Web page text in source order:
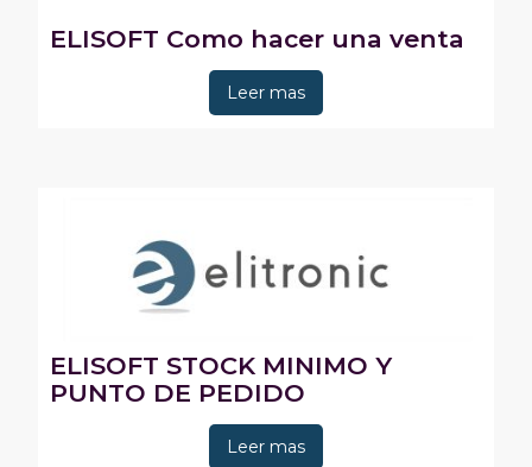
Leer mas
ELISOFT Como hacer una venta
Leer mas
ELISOFT STOCK MINIMO Y
PUNTO DE PEDIDO